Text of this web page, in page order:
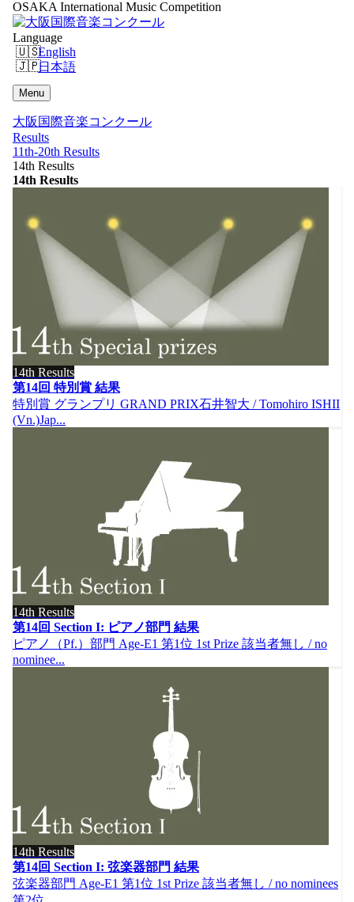
OSAKA International Music Competition
Language
English
日本語
Menu
大阪国際音楽コンクール
Results
11th-20th Results
14th Results
14th Results
14th Results
第14回 特別賞 結果
特別賞 グランプリ GRAND PRIX石井智大 / Tomohiro ISHII
(Vn.)Jap...
14th Results
第14回 Section I: ピアノ部門 結果
ピアノ（Pf.）部門 Age-E1 第1位 1st Prize 該当者無し / no
nominee...
14th Results
第14回 Section I: 弦楽器部門 結果
弦楽器部門 Age-E1 第1位 1st Prize 該当者無し / no nominees